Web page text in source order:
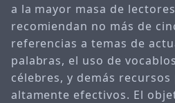
a la mayor masa de
recomiendan no más de
referencias a temas de
palabras, el uso de
célebres, y demás recursos
altamente efectivos. El